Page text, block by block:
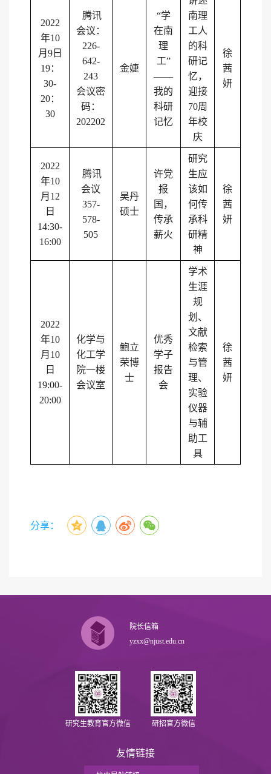
2022
年10
月 9日
19：
30-
20：
30
腾讯
会议：
226-
642-
243
会议密
码：
202202
金婕
“学
在南
理
工”
——
我的
科研
记忆
南理
工人
的科
研记
忆，
迎接
70周
年校
庆
徐
茜
妍
2022
年10
月 12
日
14:30-
16:00
腾讯
会议
357-
578-
505
吴丹
硕士
许党
报
国，
传承
薪火
研究
生应
该如
何传
承科
研精
神
徐
茜
妍
2022
年10
月 10
日
19:00-
20:00
化学与
化工学
院一楼
会议室
鲍立
荣博
士
优秀
学子
报告
会
学术
生涯
规
划、
文献
检索
与管
理、
实验
仪器
与辅
助工
具
徐
茜
妍
分享：
院长信箱
yzxx@njust.edu.cn
研究生教育官方微信 研招官方微信
友情链接